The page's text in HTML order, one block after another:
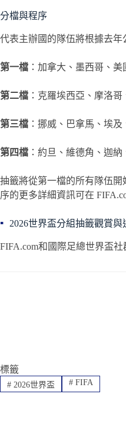
分檔與程序
代表主辦國的隊伍將根據去年
第一檔 ：加拿大、墨西哥、
第二檔 ：克羅埃西亞、摩洛
第三檔 ：挪威、巴拿馬、埃
第四檔 ：約旦、維德角、迦
抽籤將從第一檔的所有隊伍
序的更多詳細資訊可在
2026世界盃分組抽籤觀賞與
FIFA.com和國際足總世界盃
標籤
#2026世界盃 #FIFA